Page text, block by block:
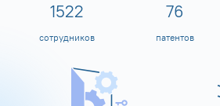
1600
сотрудников
80
патентов